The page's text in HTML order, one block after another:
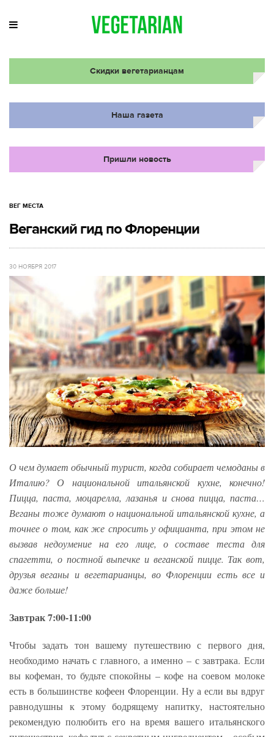
Скидки вегетарианцам
Наша газета
Пришли новость
ВЕГ МЕСТА
Веганский гид по Флоренции
30 НОЯБРЯ 2017
О чем думает обычный турист, когда собирает чемоданы в
Италию? О национальной итальянской кухне, конечно!
Пицца, паста, моцарелла, лазанья и снова пицца, паста…
Веганы тоже думают о национальной итальянской кухне, а
точнее о том, как же спросить у официанта, при этом не
вызвав недоумение на его лице, о составе теста для
спагетти, о постной выпечке и веганской пицце. Так вот,
друзья веганы и вегетарианцы, во Флоренции есть все и
даже больше!
Завтрак 7:00-11:00
Чтобы задать тон вашему путешествию с первого дня,
необходимо начать с главного, а именно – с завтрака. Если
вы кофеман, то будьте спокойны – кофе на соевом молоке
есть в большинстве кофеен Флоренции. Ну а если вы вдруг
равнодушны к этому бодрящему напитку, настоятельно
рекомендую полюбить его на время вашего итальянского